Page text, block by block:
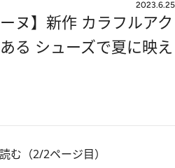
2023.6.25
ヌ】新作 カラフルアク
る シューズで夏に映え
む（2/2ページ目）